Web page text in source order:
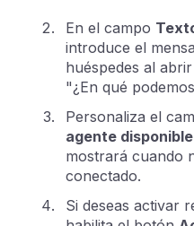
En el campo
introduce el
huéspedes al
"¿En qué
Personaliza el
agente disponible
mostrará cuando
conectado.
Si deseas activar